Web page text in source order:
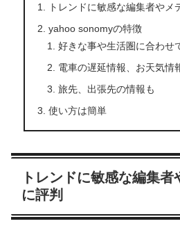
トレンドに敏感な編集者やメ
yahoo sonomyの特徴
好きな事や生活圏に合わせ
電車の遅延情報、お天気情
旅先、出張先の情報も
使い方は簡単
トレンドに敏感な編集
に評判